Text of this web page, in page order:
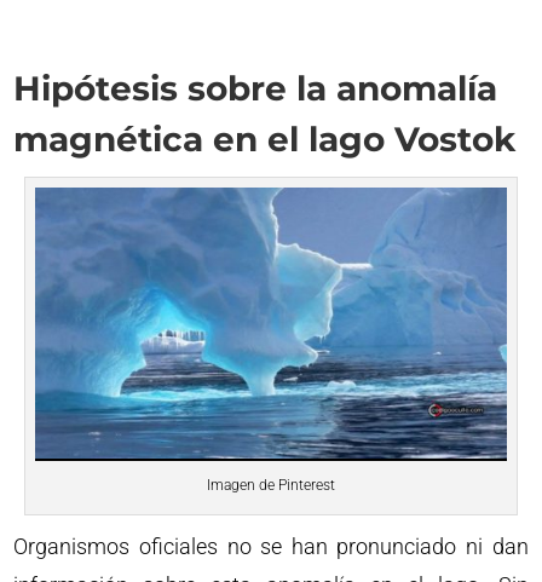
Hipótesis sobre la anomalía
magnética en el lago Vostok
Imagen de Pinterest
Organismos oficiales no se han pronunciado ni dan